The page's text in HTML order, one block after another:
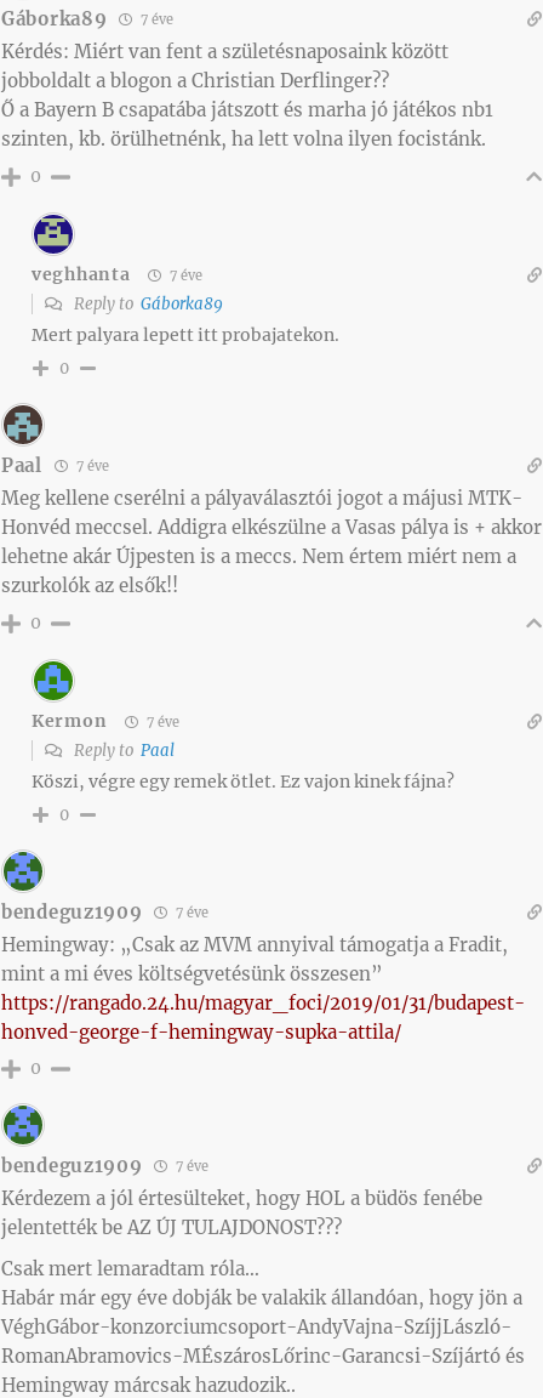
Gáborka89 7 éve
Kérdés: Miért van fent a születésnaposaink között
jobboldalt a blogon a Christian Derflinger??
Ő a Bayern B csapatába játszott és marha jó játékos nb1
szinten, kb. örülhetnénk, ha lett volna ilyen focistánk.
0
veghhanta 7 éve
Reply to Gáborka89
Mert palyara lepett itt probajatekon.
0
Paal 7 éve
Meg kellene cserélni a pályaválasztói jogot a májusi MTK-
Honvéd meccsel. Addigra elkészülne a Vasas pálya is + akkor
lehetne akár Újpesten is a meccs. Nem értem miért nem a
szurkolók az elsők!!
0
Kermon 7 éve
Reply to Paal
Köszi, végre egy remek ötlet. Ez vajon kinek fájna?
0
bendeguz1909 7 éve
Hemingway: „Csak az MVM annyival támogatja a Fradit,
mint a mi éves költségvetésünk összesen”
https://rangado.24.hu/magyar_foci/2019/01/31/budapest-
honved-george-f-hemingway-supka-attila/
0
bendeguz1909 7 éve
Kérdezem a jól értesülteket, hogy HOL a büdös fenébe
jelentették be AZ ÚJ TULAJDONOST???
Csak mert lemaradtam róla…
Habár már egy éve dobják be valakik állandóan, hogy jön a
VéghGábor-konzorciumcsoport-AndyVajna-SzíjjLászló-
RomanAbramovics-MÉszárosLőrinc-Garancsi-Szíjártó és
Hemingway márcsak hazudozik..